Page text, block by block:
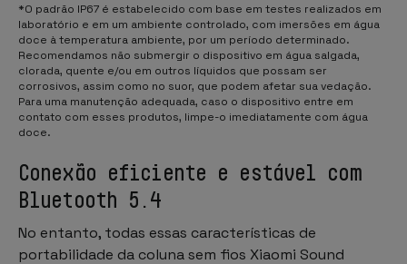
*O padrão IP67 é estabelecido com base em testes realizados em
laboratório e em um ambiente controlado, com imersões em água
doce à temperatura ambiente, por um período determinado.
Recomendamos não submergir o dispositivo em água salgada,
clorada, quente e/ou em outros líquidos que possam ser
corrosivos, assim como no suor, que podem afetar sua vedação.
Para uma manutenção adequada, caso o dispositivo entre em
contato com esses produtos, limpe-o imediatamente com água
doce.
Conexão eficiente e estável com
Bluetooth 5.4
No entanto, todas essas características de
portabilidade da coluna sem fios Xiaomi Sound